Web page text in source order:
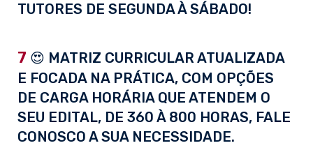
TUTORES DE SEGUNDA À SÁBADO!
7 😍 MATRIZ CURRICULAR ATUALIZADA
E FOCADA NA PRÁTICA, COM OPÇÕES
DE CARGA HORÁRIA QUE ATENDEM O
SEU EDITAL, DE 360 À 800 HORAS, FALE
CONOSCO A SUA NECESSIDADE.